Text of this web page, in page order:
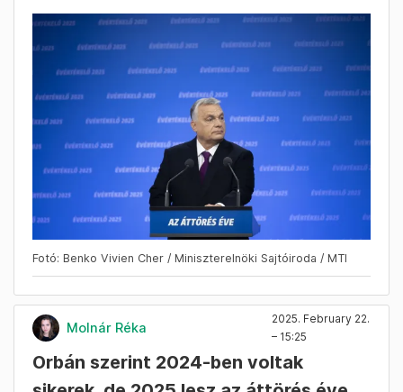
gépezetről van szó szerinte, amit azért hoztak
érdekében leszorítsák a nemzeteket.
„Magyarország 15 éve Brüsszel ellenzéke” –
jelentette ki a miniszterelnök. Hiába van
kormányon a Fidesz, ellenzékben politizál. „Ezt
még Chuck Norris is kipróbálhatná,
becsületére várna, pedig neki négyharmados